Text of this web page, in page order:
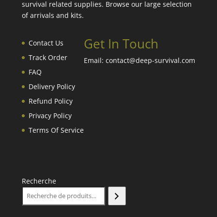
survival related supplies. Browse our large selection
of arrivals and kits.
Contact Us
Track Order
FAQ
Delivery Policy
Refund Policy
Privacy Policy
Terms Of Service
Get In Touch
Email: contact@deep-survival.com
Recherche